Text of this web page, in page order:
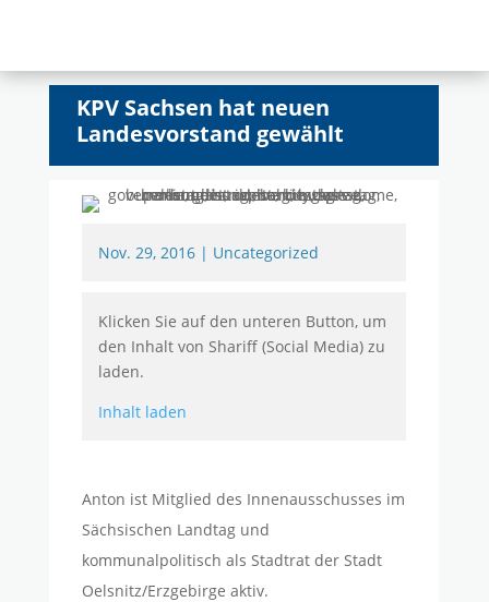
KPV Sachsen hat neuen
Landesvorstand gewählt
Nov. 29, 2016| Uncategorized
Klicken Sie auf den unteren Button, um
den Inhalt von Shariff (Social Media) zu
laden.
Inhalt laden
Anton ist Mitglied des Innenausschusses im
Sächsischen Landtag und
kommunalpolitisch als Stadtrat der Stadt
Oelsnitz/Erzgebirge aktiv.